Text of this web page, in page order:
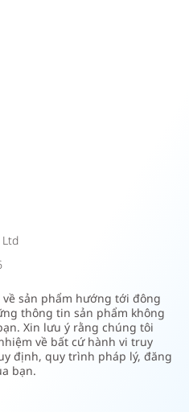
sản phẩm hướng tới đông
thông tin sản phẩm không
Xin lưu ý rằng chúng tôi
về bất cứ hành vi truy
định, quy trình pháp lý, đăng
bạn.